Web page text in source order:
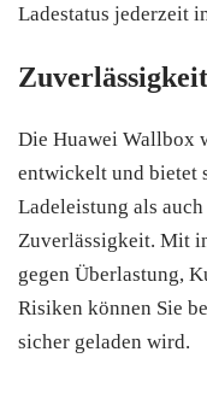
Ladestatus jederzeit
Die Huawei Wallbox
entwickelt und bietet
Ladeleistung als
Zuverlässigkeit. Mit
gegen Überlastung,
Risiken können Sie
sicher geladen wird.